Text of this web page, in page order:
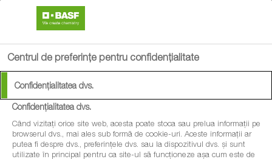
Centrul de preferințe pentru confidențialitate
Confidențialitatea dvs.
Confidențialitatea dvs.
Când vizitați orice site web, acesta poate stoca sau prelua informații pe
browserul dvs., mai ales sub formă de cookie-uri. Aceste informații ar
putea fi despre dvs., preferințele dvs. sau la dispozitivul dvs. și sunt
utilizate în principal pentru ca site-ul să funcționeze așa cum este de